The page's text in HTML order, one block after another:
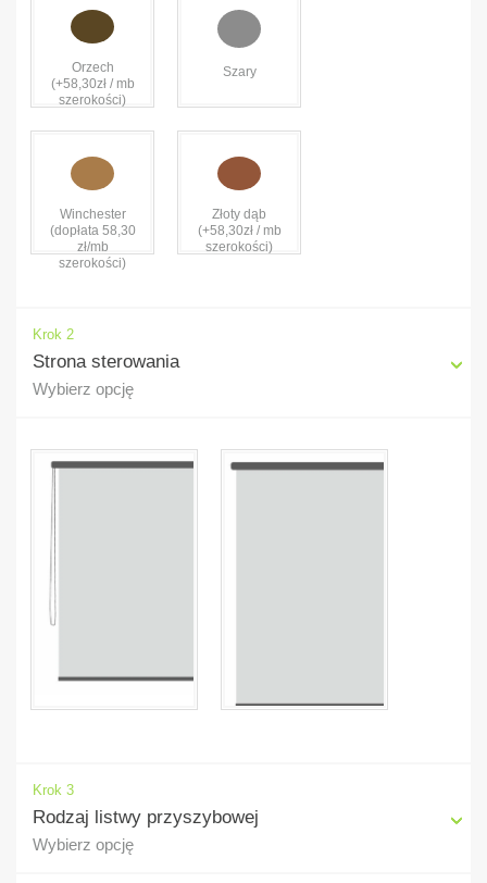
Orzech
(+58,30zł / mb
szerokości)
Szary
Winchester
(dopłata 58,30
zł/mb
szerokości)
Złoty dąb
(+58,30zł / mb
szerokości)
Krok 2
Strona sterowania
Wybierz opcję
Krok 3
Rodzaj listwy przyszybowej
Wybierz opcję